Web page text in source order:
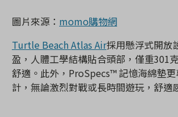
圖片來源： momo購物網
Turtle Beach Atlas Air採用懸浮式開放
盈，人體工學結構貼合頭部，僅重301
舒適。此外，ProSpecs™ 記憶海綿墊
計，無論激烈對戰或長時間遊玩，舒適